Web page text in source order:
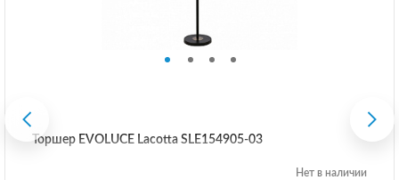
Торшер EVOLUCE Lacotta SLE154905-03
Нет в наличии